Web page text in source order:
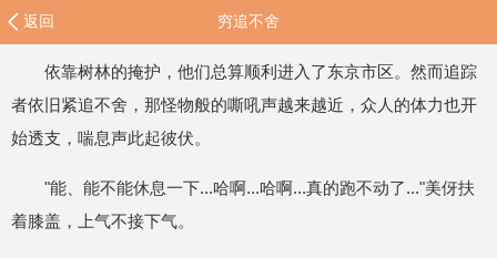
返回 穷追不舍
依靠树林的掩护，他们总算顺利进入了东京市区。然而追踪
者依旧紧追不舍，那怪物般的嘶吼声越来越近，众人的体力也开
始透支，喘息声此起彼伏。
"能、能不能休息一下...哈啊...哈啊...真的跑不动了..."美伢扶
着膝盖，上气不接下气。